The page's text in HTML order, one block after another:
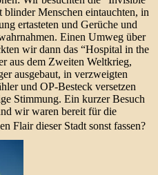
Menschen eintauchten, in
ertasteten und Gerüche und
Einen Umweg über
wir dann das “Hospital in the
aus dem Zweiten Weltkrieg,
ausgebaut, in verzweigten
und OP-Besteck versetzen
Stimmung. Ein kurzer Besuch
wir waren bereit für die
Flair dieser Stadt sonst fassen?